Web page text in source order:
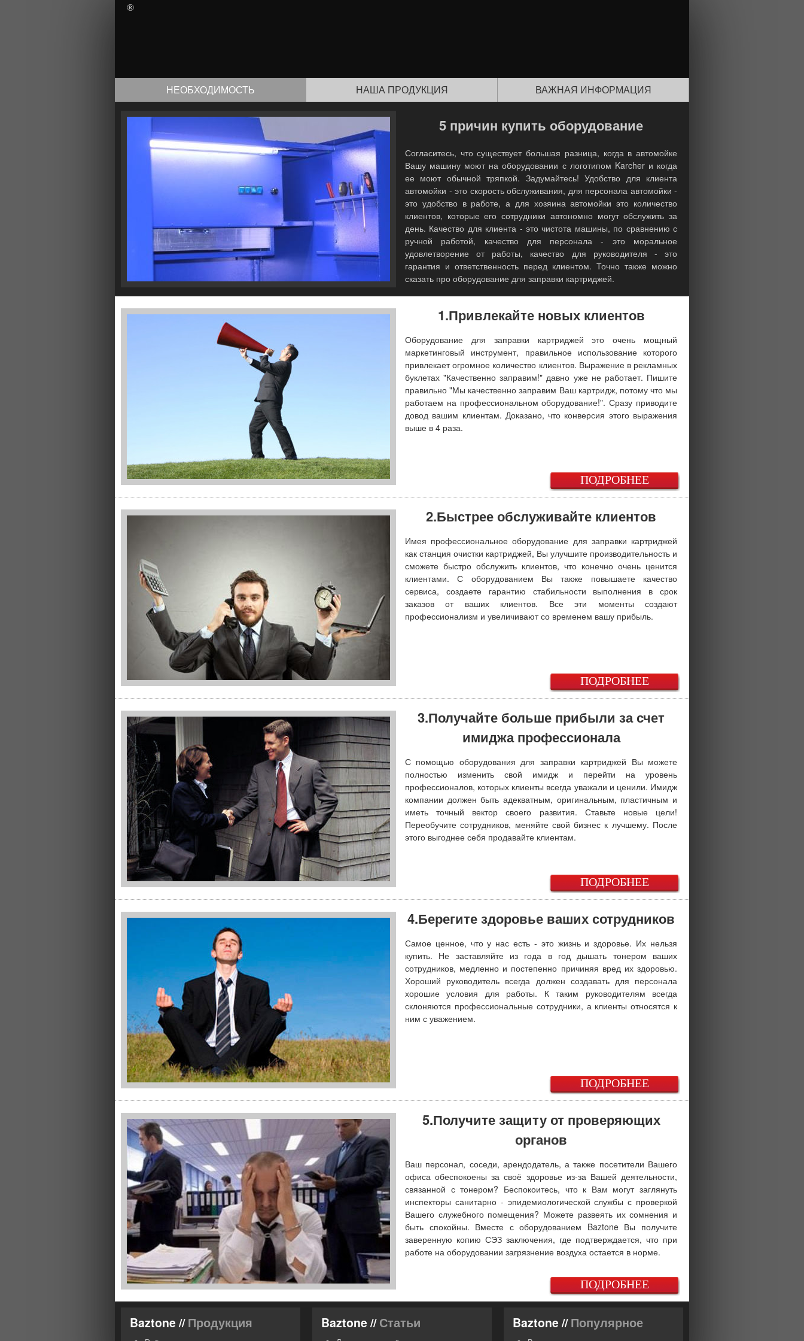
®
НЕОБХОДИМОСТЬ НАША ПРОДУКЦИЯ ВАЖНАЯ ИНФОРМАЦИЯ
5 причин купить оборудование
Согласитесь, что существует большая разница, когда в автомойке
Вашу машину моют на оборудовании с логотипом Karcher и когда
ее моют обычной тряпкой. Задумайтесь! Удобство для клиента
автомойки - это скорость обслуживания, для персонала автомойки -
это удобство в работе, а для хозяина автомойки это количество
клиентов, которые его сотрудники автономно могут обслужить за
день. Качество для клиента - это чистота машины, по сравнению с
ручной работой, качество для персонала - это моральное
удовлетворение от работы, качество для руководителя - это
гарантия и ответственность перед клиентом. Точно также можно
сказать про оборудование для заправки картриджей.
1.Привлекайте новых клиентов
Оборудование для заправки картриджей это очень мощный
маркетинговый инструмент, правильное использование которого
привлекает огромное количество клиентов. Выражение в рекламных
буклетах "Качественно заправим!" давно уже не работает. Пишите
правильно "Мы качественно заправим Ваш картридж, потому что мы
работаем на профессиональном оборудование!". Сразу приводите
довод вашим клиентам. Доказано, что конверсия этого выражения
выше в 4 раза.
ПОДРОБНЕЕ
2.Быстрее обслуживайте клиентов
Имея профессиональное оборудование для заправки картриджей
как станция очистки картриджей, Вы улучшите производительность и
сможете быстро обслужить клиентов, что конечно очень ценится
клиентами. С оборудованием Вы также повышаете качество
сервиса, создаете гарантию стабильности выполнения в срок
заказов от ваших клиентов. Все эти моменты создают
профессионализм и увеличивают со временем вашу прибыль.
ПОДРОБНЕЕ
3.Получайте больше прибыли за счет
имиджа профессионала
С помощью оборудования для заправки картриджей Вы можете
полностью изменить свой имидж и перейти на уровень
профессионалов, которых клиенты всегда уважали и ценили. Имидж
компании должен быть адекватным, оригинальным, пластичным и
иметь точный вектор своего развития. Ставьте новые цели!
Переобучите сотрудников, меняйте свой бизнес к лучшему. После
этого выгоднее себя продавайте клиентам.
ПОДРОБНЕЕ
4.Берегите здоровье ваших сотрудников
Самое ценное, что у нас есть - это жизнь и здоровье. Их нельзя
купить. Не заставляйте из года в год дышать тонером ваших
сотрудников, медленно и постепенно причиняя вред их здоровью.
Хороший руководитель всегда должен создавать для персонала
хорошие условия для работы. К таким руководителям всегда
склоняются профессиональные сотрудники, а клиенты относятся к
ним с уважением.
ПОДРОБНЕЕ
5.Получите защиту от проверяющих
органов
Ваш персонал, соседи, арендодатель, а также посетители Вашего
офиса обеспокоены за своё здоровье из-за Вашей деятельности,
связанной с тонером? Беспокоитесь, что к Вам могут заглянуть
инспекторы санитарно - эпидемиологической службы с проверкой
Вашего служебного помещения? Можете развеять их сомнения и
быть спокойны. Вместе с оборудованием Baztone Вы получите
заверенную копию СЭЗ заключения, где подтверждается, что при
работе на оборудовании загрязнение воздуха остается в норме.
ПОДРОБНЕЕ
Baztone //Продукция Baztone //Статьи Baztone //Популярное